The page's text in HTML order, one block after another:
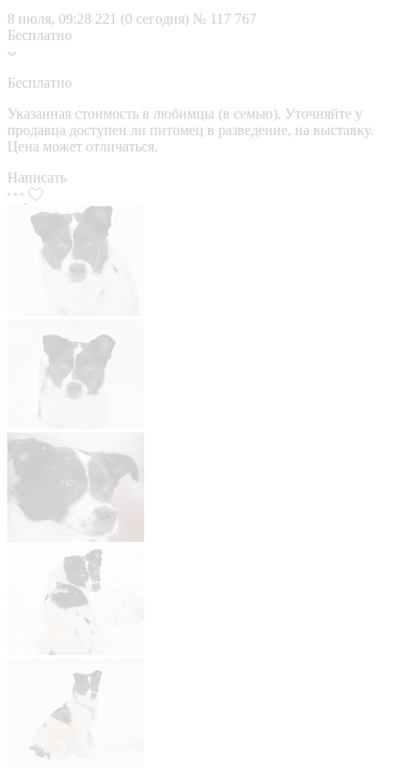
8 июля, 09:28 221 (0 сегодня) № 117 767
Бесплатно
Бесплатно
Указанная стоимость в любимцы (в семью). Уточняйте у
продавца доступен ли питомец в разведение, на выставку.
Цена может отличаться.
Написать